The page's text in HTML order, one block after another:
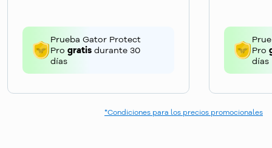
Prueba Gator Protect
Pro gratis durante 30
días
Pro
días
*Condiciones para los precios promocionales